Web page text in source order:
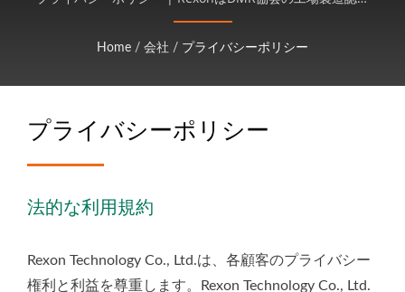
センブリメーカー |
REXON
を取得しており、無線製品の開発に取り組んでいます。ま
た、SMT、DIP、はんだ付け、組み立て、出荷までのPCBA
タ配線、センサーワイヤーセット、はんだ付け不要の端子ワ
工と組み立ても行っています。
Home / 会社 / プライバシーポリシー
プライバシーポリシー
法的な利用規約
Rexon Technology Co., Ltd.は、各顧客のプライバシー
権利と利益を尊重します。Rexon Technology Co., Ltd.